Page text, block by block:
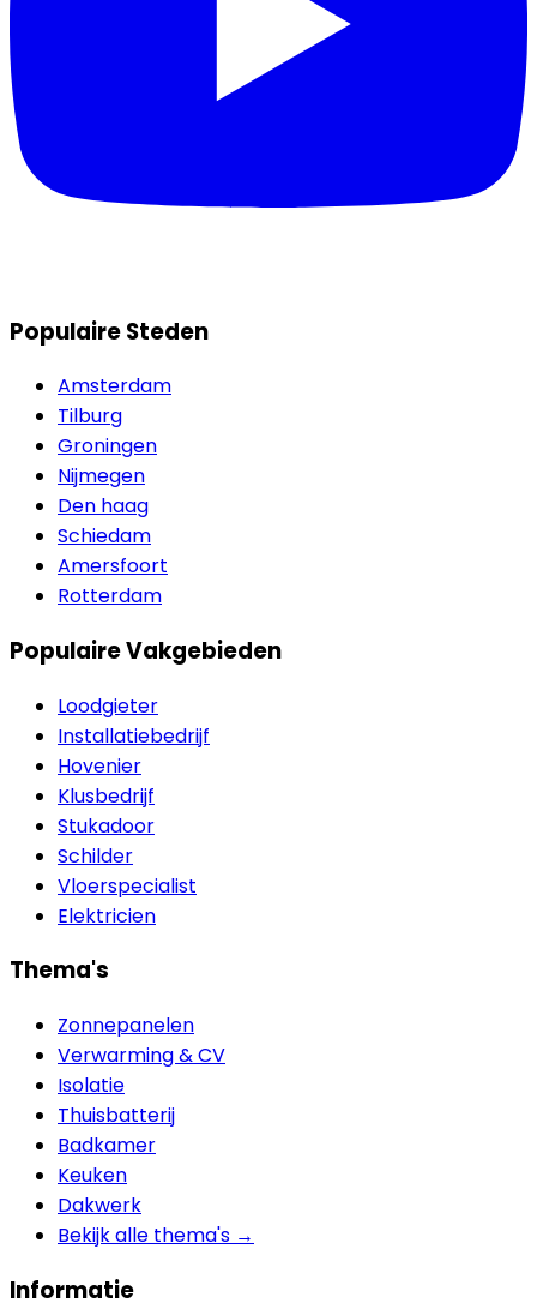
Populaire Steden
Amsterdam
Tilburg
Groningen
Nijmegen
Den haag
Schiedam
Amersfoort
Rotterdam
Populaire Vakgebieden
Loodgieter
Installatiebedrijf
Hovenier
Klusbedrijf
Stukadoor
Schilder
Vloerspecialist
Elektricien
Thema's
Zonnepanelen
Verwarming & CV
Isolatie
Thuisbatterij
Badkamer
Keuken
Dakwerk
Bekijk alle thema's →
Informatie